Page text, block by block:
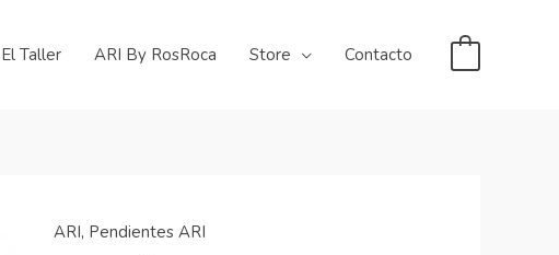
El Taller ARI By RosRoca Store Contacto
ARI, Pendientes ARI